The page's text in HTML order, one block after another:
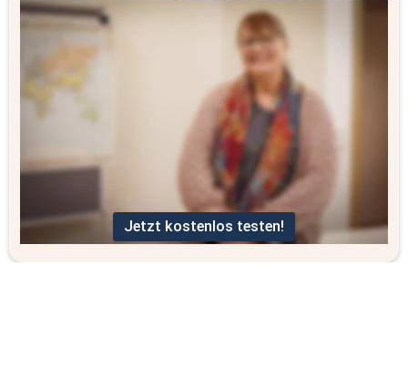
Renate Pöhlker
Fächer: Französisch, Englisch, Deutsch
Milla Naumann
Fächer: Deutsch, Englisch
Jetzt kostenlos testen!